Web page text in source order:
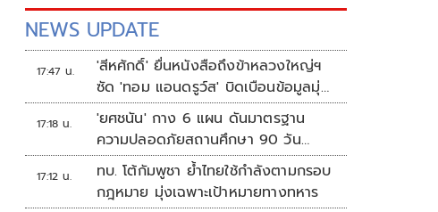
NEWS UPDATE
17:47 น.
'สีหศักดิ์' ยื่นหนังสือถึงข้าหลวงใหญ่ฯ
ซัด 'ทอม แอนดรูว์ส' บิดเบือนข้อมูลมุ่ง
แสวงหาผลประโยชน์ทางการเมือง
17:18 น.
'ยศชนัน' กาง 6 แผน ดันมาตรฐาน
ความปลอดภัยสถานศึกษา 90 วัน
ป้องกันก่อเหตุรุนแรง
17:12 น.
ทบ. โต้กัมพูชา ย้ำไทยใช้กำลังตามกรอบ
กฎหมาย มุ่งเฉพาะเป้าหมายทางทหาร